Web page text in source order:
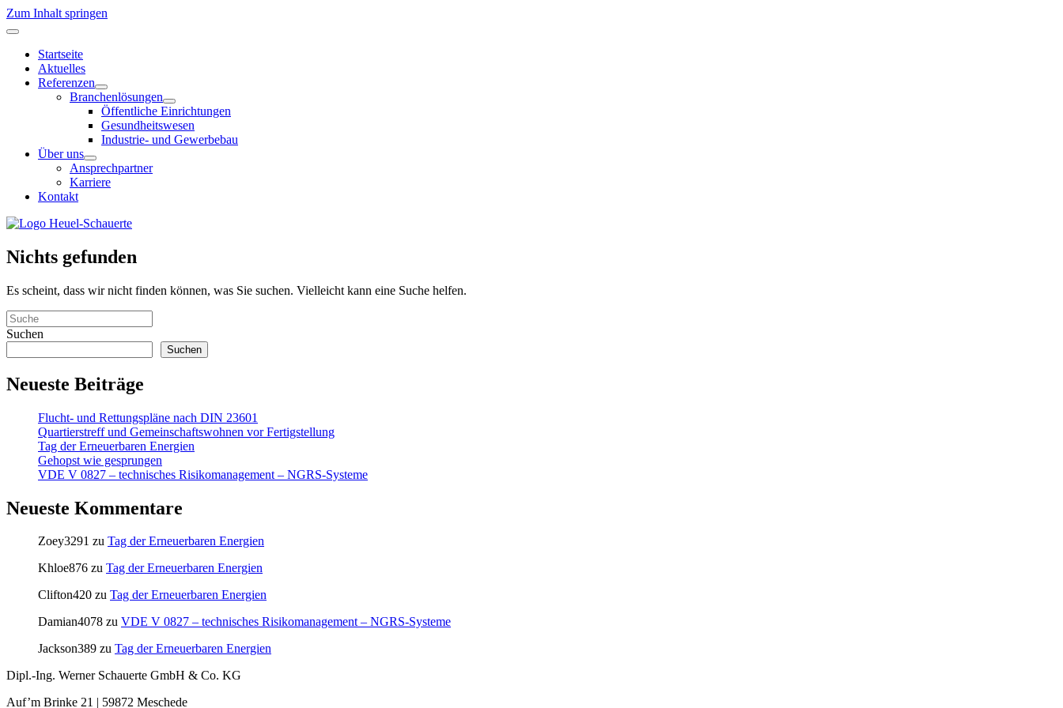
Zum Inhalt springen
Startseite
Aktuelles
Referenzen
Branchenlösungen
Öffentliche Einrichtungen
Gesundheitswesen
Industrie- und Gewerbebau
Über uns
Ansprechpartner
Karriere
Kontakt
Nichts gefunden
Es scheint, dass wir nicht finden können, was Sie suchen. Vielleicht kann eine Suche helfen.
Suchen
Suchen
Neueste Beiträge
Flucht- und Rettungspläne nach DIN 23601
Quartierstreff und Gemeinschaftswohnen vor Fertigstellung
Tag der Erneuerbaren Energien
Gehopst wie gesprungen
VDE V 0827 – technisches Risikomanagement – NGRS-Systeme
Neueste Kommentare
Zoey3291 zu Tag der Erneuerbaren Energien
Khloe876 zu Tag der Erneuerbaren Energien
Clifton420 zu Tag der Erneuerbaren Energien
Damian4078 zu VDE V 0827 – technisches Risikomanagement – NGRS-Systeme
Jackson389 zu Tag der Erneuerbaren Energien
Dipl.-Ing. Werner Schauerte GmbH & Co. KG
Auf’m Brinke 21 | 59872 Meschede